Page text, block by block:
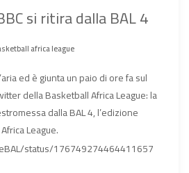
si ritira dalla BAL 4
africa league
ed è giunta un paio di ore fa sul
della Basketball Africa League: la
dalla BAL 4, l’edizione
League.
status/176749274464411657